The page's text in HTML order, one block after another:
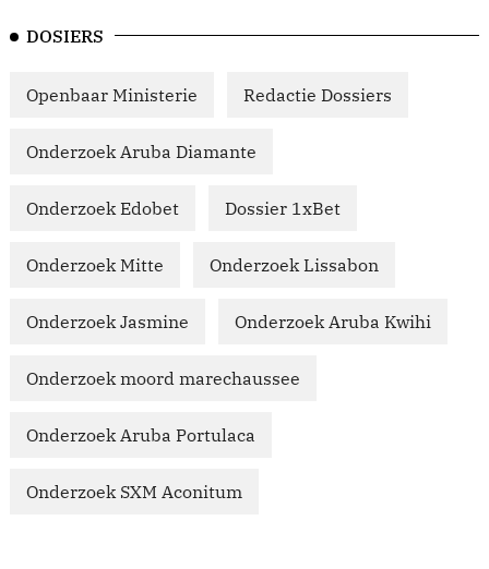
DOSIERS
Openbaar Ministerie Redactie Dossiers
Onderzoek Aruba Diamante
Onderzoek Edobet Dossier 1xBet
Onderzoek Mitte Onderzoek Lissabon
Onderzoek Jasmine Onderzoek Aruba Kwihi
Onderzoek moord marechaussee
Onderzoek Aruba Portulaca
Onderzoek SXM Aconitum